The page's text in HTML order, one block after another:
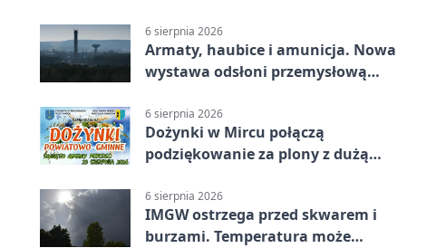
6 sierpnia 2026
Armaty, haubice i amunicja. Nowa
wystawa odsłoni przemysłową
6 sierpnia 2026
Dożynki w Mircu połączą
podziękowanie za plony z dużą
6 sierpnia 2026
IMGW ostrzega przed skwarem i
burzami. Temperatura może